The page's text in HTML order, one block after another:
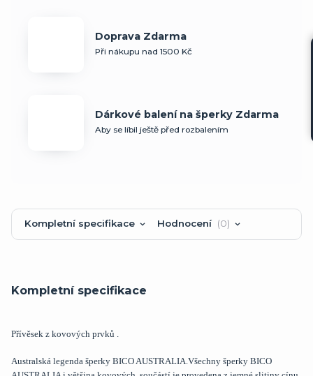
Doprava Zdarma
Při nákupu nad 1500 Kč
Dárkové balení na šperky Zdarma
Aby se líbil ještě před rozbalením
Kompletní specifikace Hodnocení 0
Kompletní specifikace
Přívěsek z kovových prvků .
Australská legenda šperky BICO AUSTRALIA.Všechny šperky BICO